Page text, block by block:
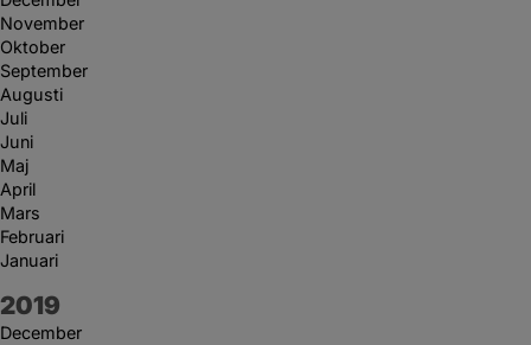
November
Oktober
September
Augusti
Juli
Juni
Maj
April
Mars
Februari
Januari
År:
2019
December